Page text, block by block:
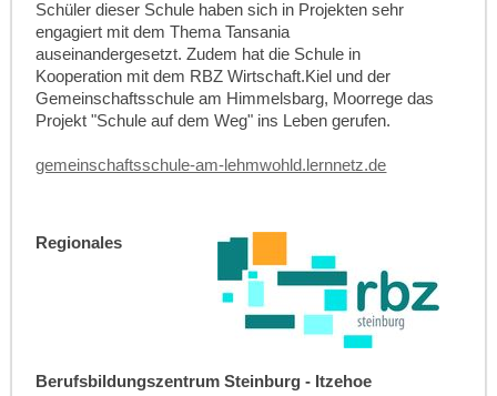
Schüler dieser Schule haben sich in Projekten sehr
engagiert mit dem Thema Tansania
auseinandergesetzt. Zudem hat die Schule in
Kooperation mit dem RBZ Wirtschaft.Kiel und der
Gemeinschaftsschule am Himmelsbarg, Moorrege das
Projekt "Schule auf dem Weg" ins Leben gerufen.
gemeinschaftsschule-am-lehmwohld.lernnetz.de
Regionales
Berufsbildungszentrum Steinburg - Itzehoe